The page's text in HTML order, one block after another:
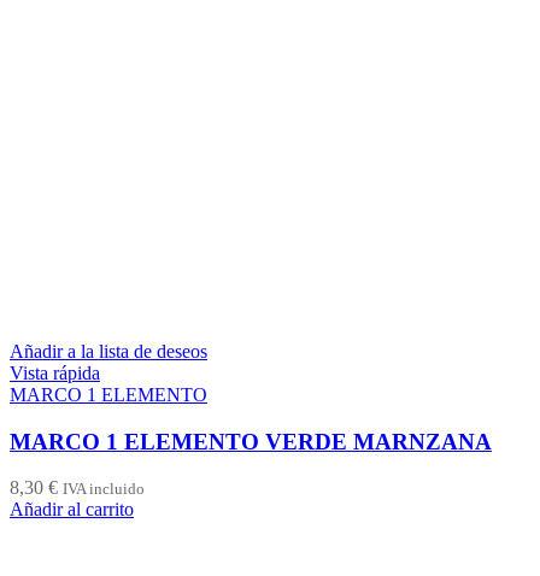
Añadir a la lista de deseos
Vista rápida
MARCO 1 ELEMENTO
MARCO 1 ELEMENTO VERDE MARNZANA
8,30 € IVA incluido
Añadir al carrito